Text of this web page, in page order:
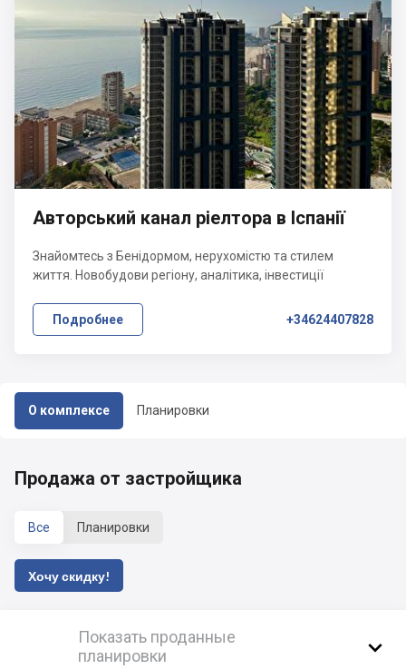
О комплексе Планировки
Авторський канал ріелтора в Іспанії
Знайомтесь з Бенідормом, нерухомістю та стилем
життя. Новобудови регіону, аналітика, інвестиції
Подробнее +34624407828
Продажа от застройщика
Все Планировки
Хочу скидку!
Показать проданные
планировки
